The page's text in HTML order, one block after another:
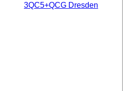
3QC5+QCG Dresden